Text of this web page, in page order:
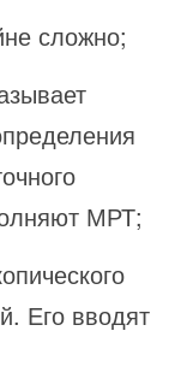
сложно;
МРТ;
Его вводят